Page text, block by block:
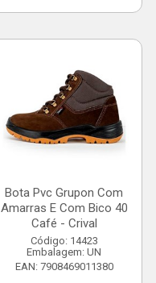
Bota Pvc Grupon Com
Amarras E Com Bico 40
Café - Crival
Código: 14423
Embalagem: UN
EAN: 7908469011380